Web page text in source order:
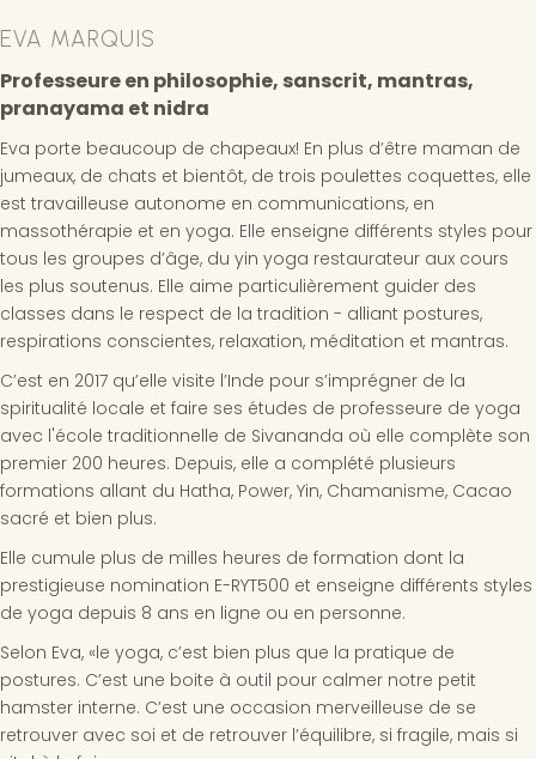
EVA MARQUIS
Professeure en philosophie, sanscrit, mantras,
pranayama et nidra
Eva porte beaucoup de chapeaux! En plus d’être maman de
jumeaux, de chats et bientôt, de trois poulettes coquettes, elle
est travailleuse autonome en communications, en
massothérapie et en yoga. Elle enseigne différents styles pour
tous les groupes d’âge, du yin yoga restaurateur aux cours
les plus soutenus. Elle aime particulièrement guider des
classes dans le respect de la tradition - alliant postures,
respirations conscientes, relaxation, méditation et mantras.
C’est en 2017 qu’elle visite l’Inde pour s’imprégner de la
spiritualité locale et faire ses études de professeure de yoga
avec l'école traditionnelle de Sivananda où elle complète son
premier 200 heures. Depuis, elle a complété plusieurs
formations allant du Hatha, Power, Yin, Chamanisme, Cacao
sacré et bien plus.
Elle cumule plus de milles heures de formation dont la
prestigieuse nomination E-RYT500 et enseigne différents styles
de yoga depuis 8 ans en ligne ou en personne.
Selon Eva, «le yoga, c’est bien plus que la pratique de
postures. C’est une boite à outil pour calmer notre petit
hamster interne. C’est une occasion merveilleuse de se
retrouver avec soi et de retrouver l’équilibre, si fragile, mais si